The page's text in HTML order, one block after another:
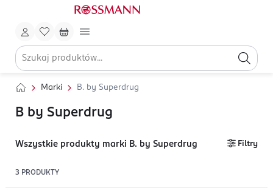
Marki B. by Superdrug
B by Superdrug
Wszystkie produkty marki B. by Superdrug Filtry
3 PRODUKTY